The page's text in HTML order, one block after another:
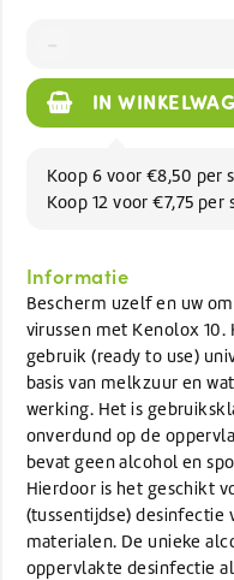
IN
Koop 6 voor €8,50 per
Koop 12 voor €7,75 per
Informatie
Bescherm uzelf en uw
virussen met Kenolox
gebruik (ready to use)
basis van melkzuur en
werking. Het is
onverdund op de
bevat geen alcohol en
Hierdoor is het geschikt
(tussentijdse) desinfectie
materialen. De unieke
oppervlakte desinfectie